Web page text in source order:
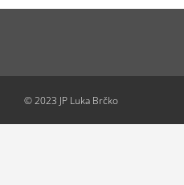
© 2023 JP Luka Brčko